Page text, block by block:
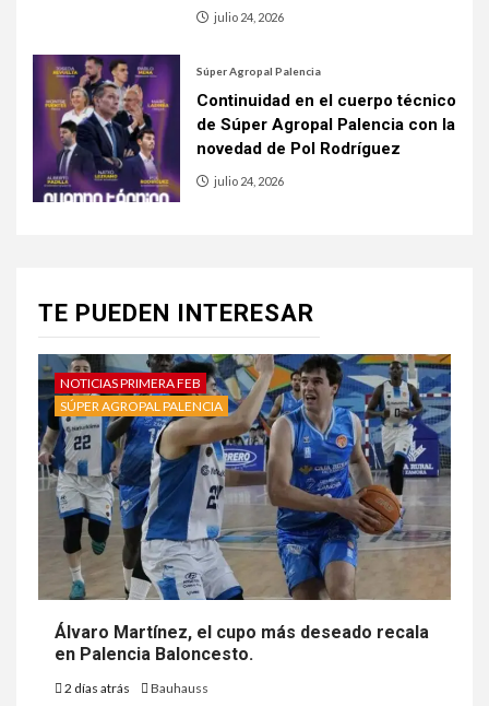
julio 24, 2026
Súper Agropal Palencia
Continuidad en el cuerpo técnico
de Súper Agropal Palencia con la
novedad de Pol Rodríguez
julio 24, 2026
TE PUEDEN INTERESAR
NOTICIAS PRIMERA FEB
SÚPER AGROPAL PALENCIA
Álvaro Martínez, el cupo más deseado recala
en Palencia Baloncesto.
2 días atrás Bauhauss